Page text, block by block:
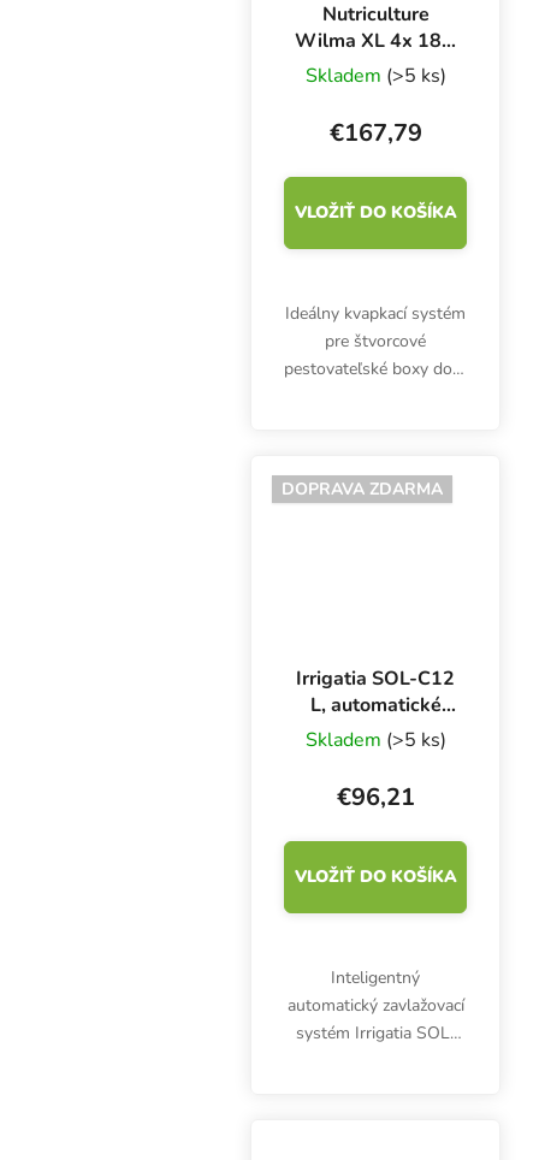
Nutriculture
Wilma XL 4x 18 l,
kvapková závlaha
90x90x20 cm
Skladem (>5 ks)
€167,79
VLOŽIŤ DO KOŠÍKA
Ideálny kvapkací systém
pre štvorcové
pestovateľské boxy do 1
zavlažovací systém pre
4 bylinky s
DOPRAVA ZDARMA
Irrigatia SOL-C12
L, automatické
solárne
zavlažovanie
Skladem (>5 ks)
€96,21
VLOŽIŤ DO KOŠÍKA
Inteligentný
automatický zavlažovací
systém Irrigatia SOL-